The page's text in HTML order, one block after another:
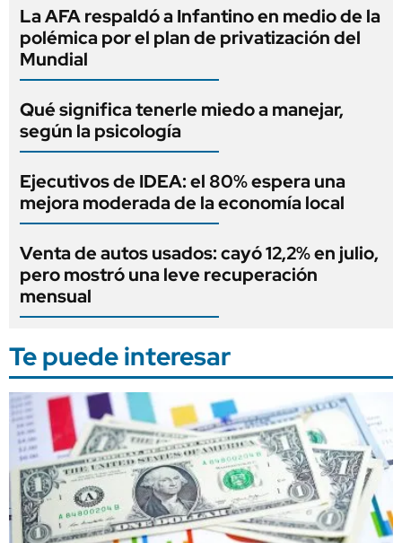
La AFA respaldó a Infantino en medio de la
polémica por el plan de privatización del
Mundial
Qué significa tenerle miedo a manejar,
según la psicología
Ejecutivos de IDEA: el 80% espera una
mejora moderada de la economía local
Venta de autos usados: cayó 12,2% en julio,
pero mostró una leve recuperación
mensual
Te puede interesar